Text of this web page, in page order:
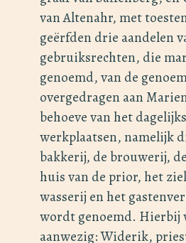
van Altenahr, met
geërfden drie aandelen
gebruiksrechten, die
genoemd, van de
overgedragen aan
behoeve van het
werkplaatsen, namelijk
bakkerij, de brouwerij,
huis van de prior, het
wasserij en het
wordt genoemd. Hierbij
aanwezig: Widerik,